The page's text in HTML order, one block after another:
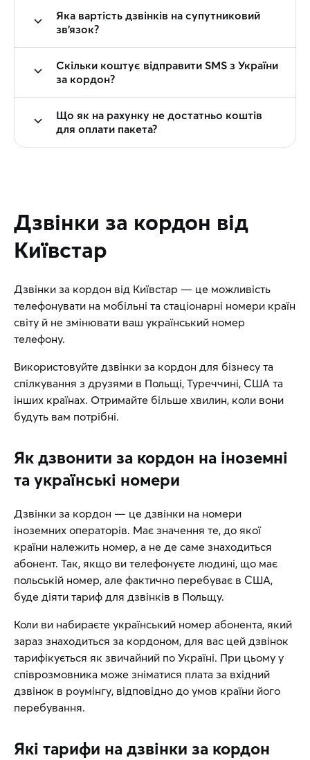
Яка вартість дзвінків на супутниковий
зв’язок?
Скільки коштує відправити SMS з України
за кордон?
Що як на рахунку не достатньо коштів
для оплати пакета?
Дзвінки за кордон від
Київстар
Дзвінки за кордон від Київстар — це можливість
телефонувати на мобільні та стаціонарні номери країн
світу й не змінювати ваш український номер
телефону.
Використовуйте дзвінки за кордон для бізнесу та
спілкування з друзями в Польщі, Туреччині, США та
інших країнах. Отримайте більше хвилин, коли вони
будуть вам потрібні.
Як дзвонити за кордон на іноземні
та українські номери
Дзвінки за кордон — це дзвінки на номери
іноземних операторів. Має значення те, до якої
країни належить номер, а не де саме знаходиться
абонент. Так, якщо ви телефонуєте людині, що має
польській номер, але фактично перебуває в США,
буде діяти тариф для дзвінків в Польщу.
Коли ви набираєте український номер абонента, який
зараз знаходиться за кордоном, для вас цей дзвінок
тарифікується як звичайний по Україні. При цьому у
співрозмовника може зніматися плата за вхідний
дзвінок в роумінгу, відповідно до умов країни його
перебування.
Які тарифи на дзвінки за кордон